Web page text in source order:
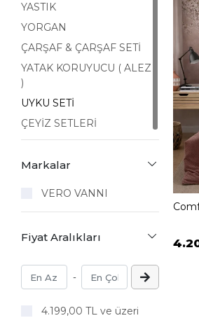
YASTIK
YORGAN
ÇARŞAF & ÇARŞAF SETİ
YATAK KORUYUCU ( ALEZ
)
UYKU SETİ
ÇEYİZ SETLERİ
Markalar
VERO VANNI
Fiyat Aralıkları
-
4.199,00 TL ve üzeri